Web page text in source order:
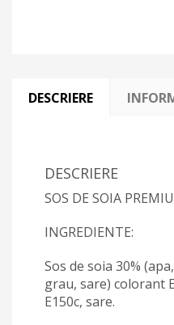
DESCRIERE
DESCRIERE
SOS DE SOIA
INGREDIENTE:
Sos de soia 30%
grau, sare) colorant
E150c, sare.